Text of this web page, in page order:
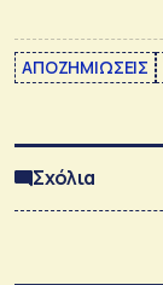
ΑΠΟΖΗΜΙΩΣΕΙΣ
Σχόλια